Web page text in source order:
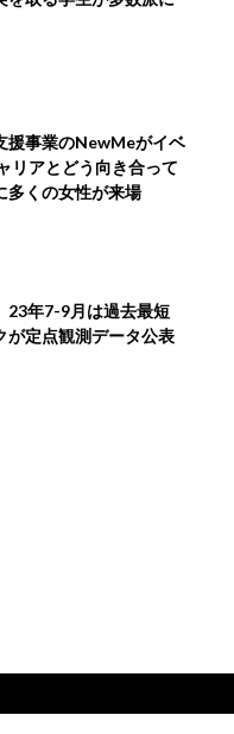
援事業のNewMeがイベ
アとどう向き合って
多くの女性が来場
23年7-9月は過去最短
定点観測データ公表